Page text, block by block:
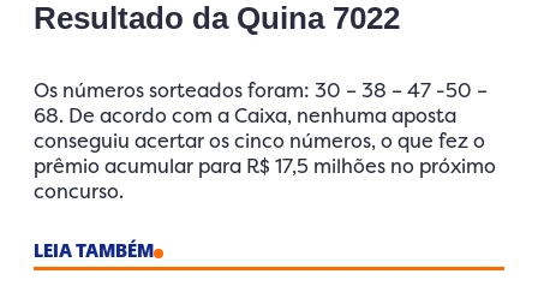
Resultado da Quina 7022
Os números sorteados foram: 30 – 38 – 47 -50 –
68. De acordo com a Caixa, nenhuma aposta
conseguiu acertar os cinco números, o que fez o
prêmio acumular para R$ 17,5 milhões no próximo
concurso.
LEIA TAMBÉM